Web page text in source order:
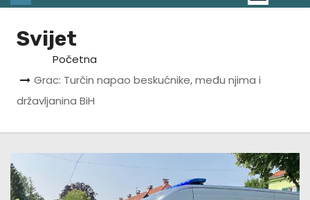
Svijet
Početna
Grac: Turčin napao beskućnike, među njima i
državljanina BiH